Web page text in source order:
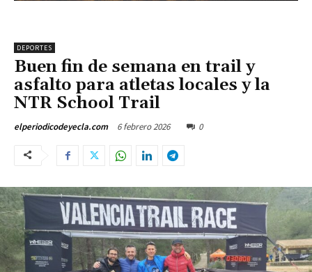
DEPORTES
Buen fin de semana en trail y
asfalto para atletas locales y la
NTR School Trail
elperiodicodeyecla.com 6 febrero 2026 0